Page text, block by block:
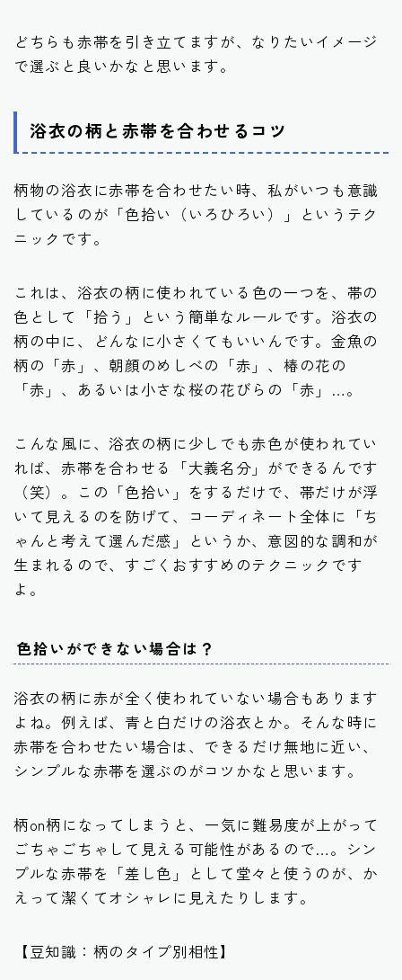
どちらも赤帯を引き立てますが、なりたいイメージ
で選ぶと良いかなと思います。
浴衣の柄と赤帯を合わせるコツ
柄物の浴衣に赤帯を合わせたい時、私がいつも意識
しているのが「色拾い（いろひろい）」というテク
ニックです。
これは、 浴衣の柄に使われている色の一つを、帯の
色として「拾う」
という簡単なルールです。浴衣の
柄の中に、どんなに小さくてもいいんです。金魚の
柄の「赤」、朝顔のめしべの「赤」、椿の花の
「赤」、あるいは小さな桜の花びらの「赤」…。
こんな風に、浴衣の柄に少しでも赤色が使われてい
れば、赤帯を合わせる「大義名分」ができるんです
（笑）。この「色拾い」をするだけで、帯だけが浮
いて見えるのを防げて、コーディネート全体に「ち
ゃんと考えて選んだ感」というか、意図的な調和が
生まれるので、すごくおすすめのテクニックです
よ。
色拾いができない場合は？
浴衣の柄に赤が全く使われていない場合もあります
よね。例えば、青と白だけの浴衣とか。そんな時に
赤帯を合わせたい場合は、 できるだけ無地に近い、
シンプルな赤帯を選ぶのがコツかなと思います。
柄on柄になってしまうと、一気に難易度が上がって
ごちゃごちゃして見える可能性があるので…。シン
プルな赤帯を「差し色」として堂々と使うのが、か
えって潔くてオシャレに見えたりします。
【豆知識：柄のタイプ別相性】